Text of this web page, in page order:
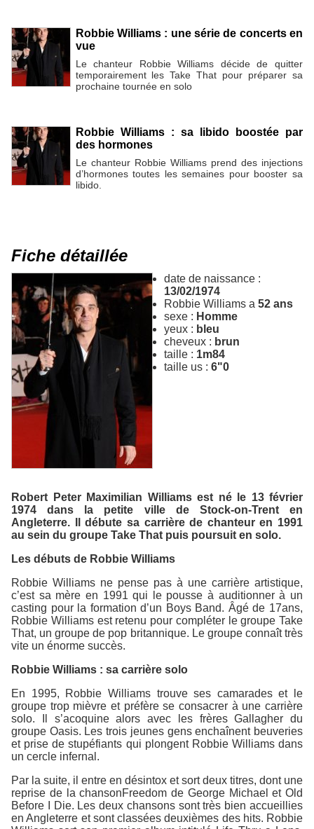
Robbie Williams : une série de concerts en
vue
Le chanteur Robbie Williams décide de quitter
temporairement les Take That pour préparer sa
prochaine tournée en solo
Robbie Williams : sa libido boostée par
des hormones
Le chanteur Robbie Williams prend des injections
d’hormones toutes les semaines pour booster sa
libido.
Fiche détaillée
date de naissance :
13/02/1974
Robbie Williams a 52 ans
sexe : Homme
yeux : bleu
cheveux : brun
taille : 1m84
taille us : 6"0
Robert Peter Maximilian Williams est né le 13 février
1974 dans la petite ville de Stock-on-Trent en
Angleterre. Il débute sa carrière de chanteur en 1991
au sein du groupe Take That puis poursuit en solo.
Les débuts de Robbie Williams
Robbie Williams ne pense pas à une carrière artistique,
c’est sa mère en 1991 qui le pousse à auditionner à un
casting pour la formation d’un Boys Band. Âgé de 17ans,
Robbie Williams est retenu pour compléter le groupe Take
That, un groupe de pop britannique. Le groupe connaît très
vite un énorme succès.
Robbie Williams : sa carrière solo
En 1995, Robbie Williams trouve ses camarades et le
groupe trop mièvre et préfère se consacrer à une carrière
solo. Il s’acoquine alors avec les frères Gallagher du
groupe Oasis. Les trois jeunes gens enchaînent beuveries
et prise de stupéfiants qui plongent Robbie Williams dans
un cercle infernal.
Par la suite, il entre en désintox et sort deux titres, dont une
reprise de la chansonFreedom de George Michael et Old
Before I Die. Les deux chansons sont très bien accueillies
en Angleterre et sont classées deuxièmes des hits. Robbie